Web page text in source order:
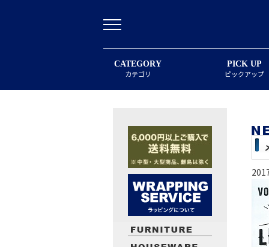
CATEGORY
カテゴリ
PICK UP
ピックアップ